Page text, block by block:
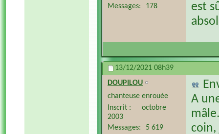
Messages
178
est
13/12/2021 08h39
DOUPILOU
chanteuse enrouée
Inscrit
octobre
2003
Messages
5 619
A
coin,